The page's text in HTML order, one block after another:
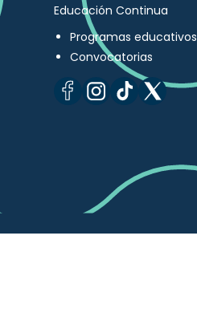
Educación Continua
Programas educativos
Convocatorias